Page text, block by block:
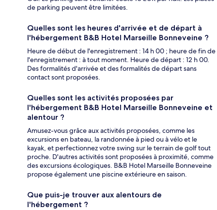
de parking peuvent être limitées.
Quelles sont les heures d'arrivée et de départ à
l'hébergement B&B Hotel Marseille Bonneveine ?
Heure de début de l'enregistrement : 14 h 00 ; heure de fin de
l'enregistrement : à tout moment. Heure de départ : 12 h 00.
Des formalités d'arrivée et des formalités de départ sans
contact sont proposées.
Quelles sont les activités proposées par
l'hébergement B&B Hotel Marseille Bonneveine et
alentour ?
Amusez-vous grâce aux activités proposées, comme les
excursions en bateau, la randonnée à pied ou à vélo et le
kayak, et perfectionnez votre swing sur le terrain de golf tout
proche. D'autres activités sont proposées à proximité, comme
des excursions écologiques. B&B Hotel Marseille Bonneveine
propose également une piscine extérieure en saison.
Que puis-je trouver aux alentours de
l'hébergement ?